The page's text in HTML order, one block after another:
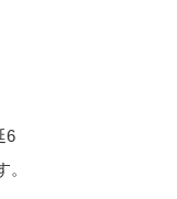
6
。